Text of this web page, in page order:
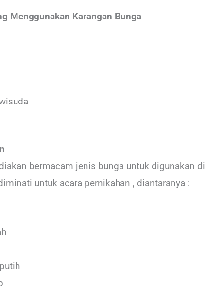
Menggunakan Karangan Bunga
bermacam jenis bunga untuk digunakan
untuk acara pernikahan , diantaranya :